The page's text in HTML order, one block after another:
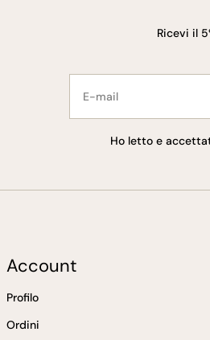
Ricevi il
mail
Ho letto e
Account
Profilo
Ordini